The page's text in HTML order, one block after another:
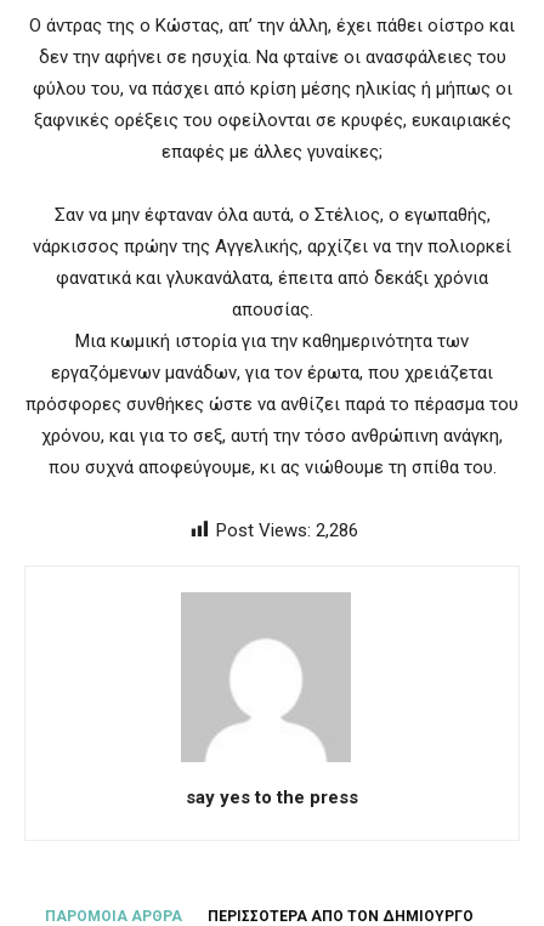
Ο άντρας της ο Κώστας, απ’ την άλλη, έχει πάθει οίστρο και
δεν την αφήνει σε ησυχία. Να φταίνε οι ανασφάλειες του
φύλου του, να πάσχει από κρίση μέσης ηλικίας ή μήπως οι
ξαφνικές ορέξεις του οφείλονται σε κρυφές, ευκαιριακές
επαφές με άλλες γυναίκες;
Σαν να μην έφταναν όλα αυτά, ο Στέλιος, ο εγωπαθής,
νάρκισσος πρώην της Αγγελικής, αρχίζει να την πολιορκεί
φανατικά και γλυκανάλατα, έπειτα από δεκάξι χρόνια
απουσίας.
Μια κωμική ιστορία για την καθημερινότητα των
εργαζόμενων μανάδων, για τον έρωτα, που χρειάζεται
πρόσφορες συνθήκες ώστε να ανθίζει παρά το πέρασμα του
χρόνου, και για το σεξ, αυτή την τόσο ανθρώπινη ανάγκη,
που συχνά αποφεύγουμε, κι ας νιώθουμε τη σπίθα του.
Post Views: 2,286
say yes to the press
ΠΑΡΟΜΟΙΑ ΑΡΘΡΑ ΠΕΡΙΣΣΟΤΕΡΑ ΑΠΟ ΤΟΝ ΔΗΜΙΟΥΡΓΟ